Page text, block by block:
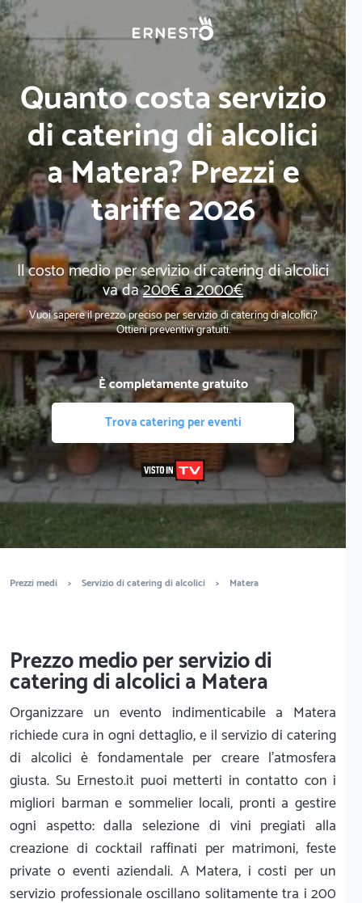
Quanto costa servizio
di catering di alcolici
a Matera? Prezzi e
tariffe 2026
Il costo medio per servizio di catering di alcolici
va da200€ a 2000€
Vuoi sapere il prezzo preciso per servizio di catering di alcolici?
Ottieni preventivi gratuiti.
È completamente gratuito
Trova catering per eventi
Prezzi medi > Servizio di catering di alcolici > Matera
Prezzo medio per servizio di
catering di alcolici a Matera
Organizzare un evento indimenticabile a Matera
richiede cura in ogni dettaglio, e il servizio di catering
di alcolici è fondamentale per creare l'atmosfera
giusta. Su Ernesto.it puoi metterti in contatto con i
migliori barman e sommelier locali, pronti a gestire
ogni aspetto: dalla selezione di vini pregiati alla
creazione di cocktail raffinati per matrimoni, feste
private o eventi aziendali. A Matera, i costi per un
servizio professionale oscillano solitamente tra i 200